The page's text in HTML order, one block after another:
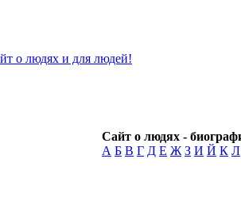
Сайт о людях -
А Б В Г Д Е Ж З И Й К Л